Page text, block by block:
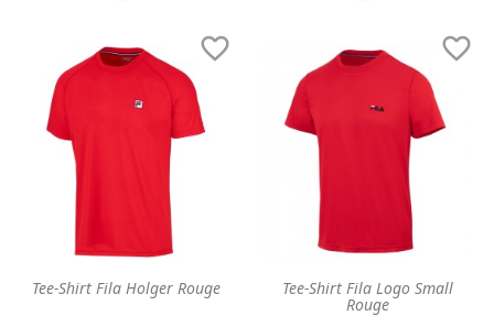
base base
Tee-Shirt Fila Holger Rouge

Tee-Shirt Fila Logo Small
Rouge
